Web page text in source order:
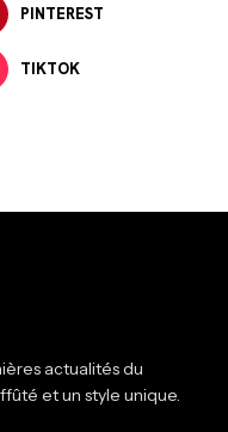
PINTEREST
TIKTOK
actualités du
et un style unique.